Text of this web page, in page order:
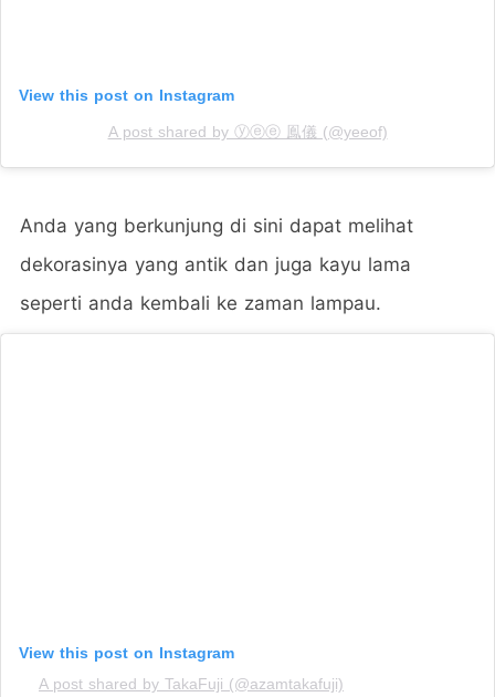
View this post on Instagram
A post shared by ⓨⓔⓔ 鳯儀 (@yeeof)
Anda yang berkunjung di sini dapat melihat
dekorasinya yang antik dan juga kayu lama
seperti anda kembali ke zaman lampau.
View this post on Instagram
A post shared by TakaFuji (@azamtakafuji)